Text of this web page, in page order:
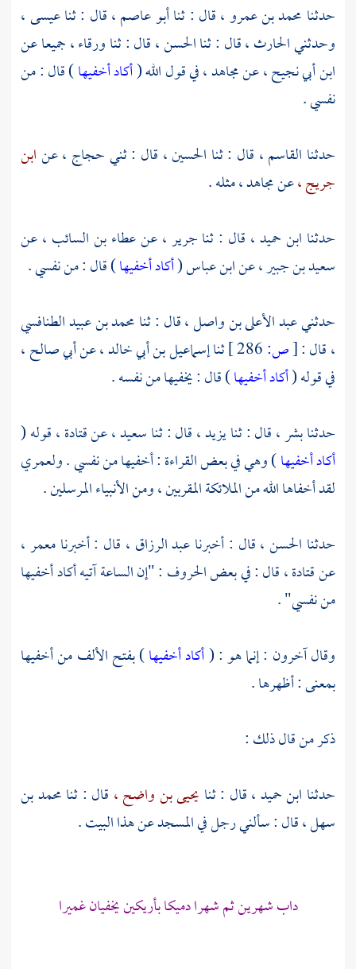
حدثنا محمد بن عمرو ،قال : ثناأبو عاصم ،قال : ثناعيسى ،
وحدثنيالحارث ،قال : ثناالحسن ،قال : ثناورقاء ،جميعا عن
ابن أبي نجيح ،عنمجاهد ،في قول الله (أكاد أخفيها) قال : من
نفسي .
حدثنا القاسم ، قال : ثنا الحسين ، قال : ثنيحجاج ،عنابن
جريج ،عنمجاهد ،مثله .
حدثنا ابن حميد ، قال : ثناجرير ،عنعطاء بن السائب ،عن
سعيد بن جبير ،عنابن عباس(أكاد أخفيها) قال : من نفسي .
حدثنيعبد الأعلى بن واصل ،قال : ثنامحمد بن عبيد الطنافسي
،قال :[ص: ثناإسماعيل بن أبي خالد ،عنأبي صالح ،
في قوله (أكاد أخفيها) قال : يخفيها من نفسه .
حدثنابشر ،قال : ثنايزيد ،قال : ثناسعيد ،عنقتادة ،قوله (
أكاد أخفيها) وهي في بعض القراءة : أخفيها من نفسي . ولعمري
لقد أخفاها الله من الملائكة المقربين ، ومن الأنبياء المرسلين .
حدثنا الحسن ،قال : أخبرناعبد الرزاق ، قال : أخبرنامعمر ،
عنقتادة ،قال : في بعض الحروف : "إن الساعة آتيه أكاد أخفيها
من نفسي" .
وقال آخرون : إنما هو : (أكاد أخفيها) بفتح الألف من أخفيها
بمعنى : أظهرها .
ذكر من قال ذلك :
حدثنا ابن حميد ،قال : ثنا يحيى بن واضح ، قال : ثنامحمد بن
سهل ،قال : سألني رجل في المسجد عن هذا البيت .
داب شهرين ثم شهرا دميكا بأريكين يخفيان غميرا